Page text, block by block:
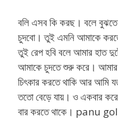
বলি এসব কি করছ। বলে
চুদবো। তুই এমনি আমাকে
তুই রেপ হবি বলে আমার হাত
আমাকে চুদতে শুরু করে। আমার
চিৎকার করতে থাকি আর আমি
ততো বেড়ে যায়। ও একবার
বার করতে থাকে। panu